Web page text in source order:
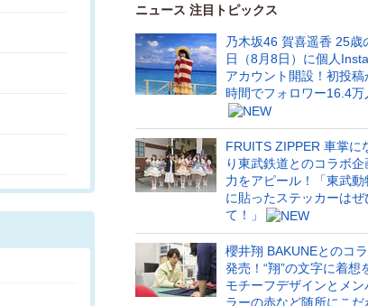
ニュース 注目トピックス
乃木坂46 賀喜遥香 25歳
日（8月8日）に個人
アカウント開設！初投稿
時間でフォロワー16.4万
FRUITS ZIPPER 車掌に
り東武鉄道とのコラボ企
力をアピール！「東武動
に貼ったステッカーはぜ
て！」
櫻井翔 BAKUNEとのコ
発売！“翔”の文字に着想
モチーフデザインとメン
ラーの赤など随所にこだ